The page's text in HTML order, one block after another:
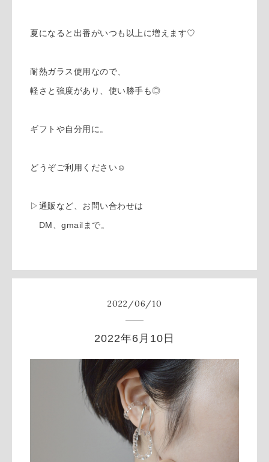
夏になると出番がいつも以上に増えます♡
耐熱ガラス使用なので、
軽さと強度があり、使い勝手も◎
ギフトや自分用に。
どうぞご利用ください☺︎
▷通販など、お問い合わせは
DM、gmailまで。
2022/06/10
2022年6月10日